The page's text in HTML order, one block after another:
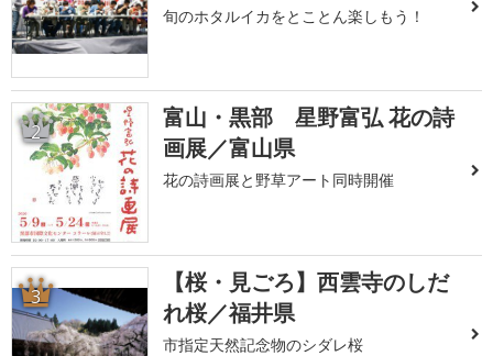
旬のホタルイカをとことん楽しもう！
2
富山・黒部 星野富弘 花の詩
画展／富山県
花の詩画展と野草アート同時開催
3
【桜・見ごろ】西雲寺のしだ
れ桜／福井県
市指定天然記念物のシダレ桜